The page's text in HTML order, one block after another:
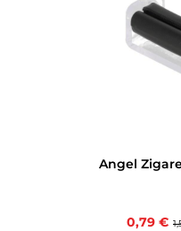
Angel
0,79 €